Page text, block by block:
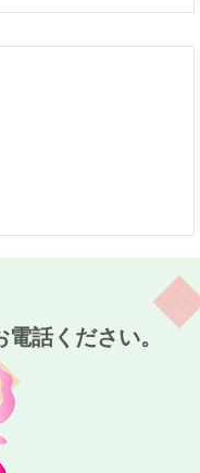
話ください。